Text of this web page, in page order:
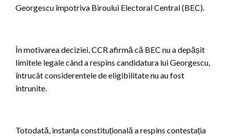
Georgescu împotriva Biroului Electoral Central (BEC).
În motivarea deciziei, CCR afirmă că BEC nu a depășit
limitele legale când a respins candidatura lui Georgescu,
întrucât considerentele de eligibilitate nu au fost
întrunite.
Totodată, instanța constituțională a respins contestația